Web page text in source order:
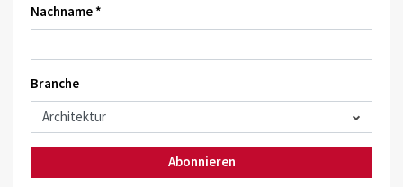
Nachname *
Branche
Abonnieren